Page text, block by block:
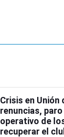
Crisis en Unión
renuncias,
operativo de
recuperar el